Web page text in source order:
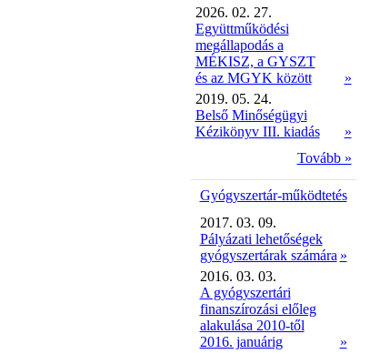
2026. 02. 27.
Együttműködési
megállapodás a
MÉKISZ, a GYSZT
és az MGYK között
»
2019. 05. 24.
Belső Minőségügyi
Kézikönyv III. kiadás
»
Tovább »
Gyógyszertár-működtetés
2017. 03. 09.
Pályázati lehetőségek
gyógyszertárak számára »
2016. 03. 03.
A gyógyszertári
finanszírozási előleg
alakulása 2010-től
2016. januárig
»